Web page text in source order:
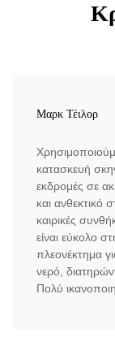
Μαρκ Τέιλορ
κατασκευή
εκδρομές σε
και ανθεκτικό
καιρικές
είναι εύκολο
πλεονέκτημα
νερό,
Πολύ